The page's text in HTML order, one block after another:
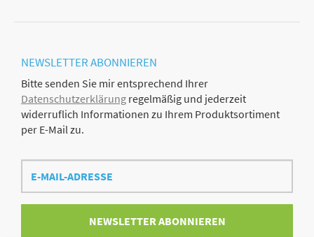
NEWSLETTERABONNIEREN
Bitte senden Sie mir entsprechend Ihrer
Datenschutzerklärung regelmäßig und jederzeit
widerruflich Informationen zu Ihrem Produktsortiment
per E-Mail zu.
E-
Mail-
Adresse
NEWSLETTERABONNIEREN